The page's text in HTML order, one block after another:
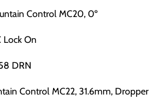
Control MC20, 0º
Lock On
DRN
Control MC22, 31.6mm, Dropper